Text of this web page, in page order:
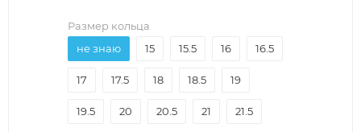
Размер кольца
не знаю
15 15.5 16 16.5
17 17.5 18 18.5 19
19.5 20 20.5 21 21.5